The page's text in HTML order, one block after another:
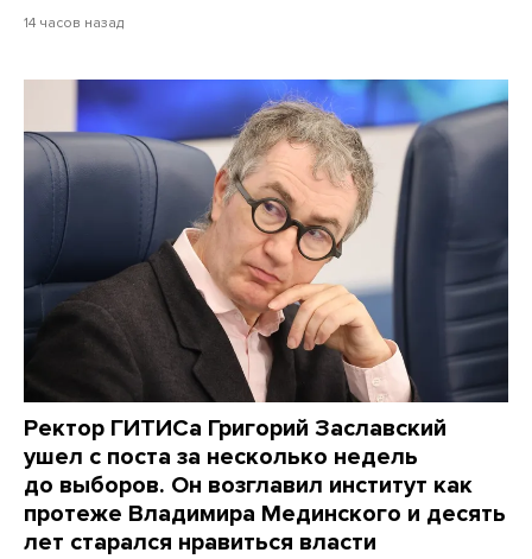
14 часов назад
Ректор ГИТИСа Григорий Заславский
ушел с поста за несколько недель
до выборов. Он возглавил институт как
протеже Владимира Мединского и десять
лет старался нравиться власти